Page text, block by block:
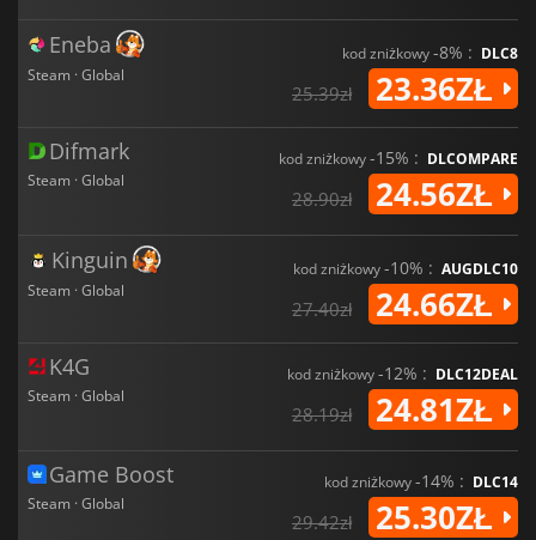
Eneba
Steam · Global
kod zniżkowy-8% : DLC8
25.39zł 23.36ZŁ
Difmark
Steam · Global
kod zniżkowy-15% : DLCOMPARE
28.90zł 24.56ZŁ
Kinguin
Steam · Global
kod zniżkowy-10% : AUGDLC10
27.40zł 24.66ZŁ
K4G
Steam · Global
kod zniżkowy-12% : DLC12DEAL
28.19zł 24.81ZŁ
Game Boost
Steam · Global
kod zniżkowy-14% : DLC14
29.42zł 25.30ZŁ